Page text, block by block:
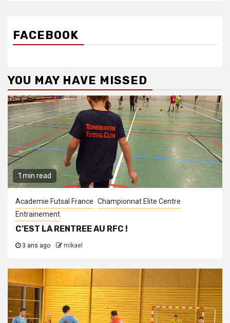
FACEBOOK
YOU MAY HAVE MISSED
1 min read
Academie Futsal France Championnat Elite Centre
Entrainement
C’EST LA RENTREE AU RFC !
3 ans ago mikael